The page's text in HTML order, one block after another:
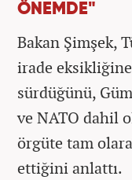
ÖNEMDE"
Bakan Şimşek,
irade
sürdüğünü,
ve NATO dahil
örgüte tam
ettiğini anlattı.